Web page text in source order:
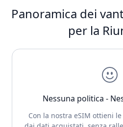
Panoramica dei
per la
Nessuna politica -
Con la nostra eSIM ottieni